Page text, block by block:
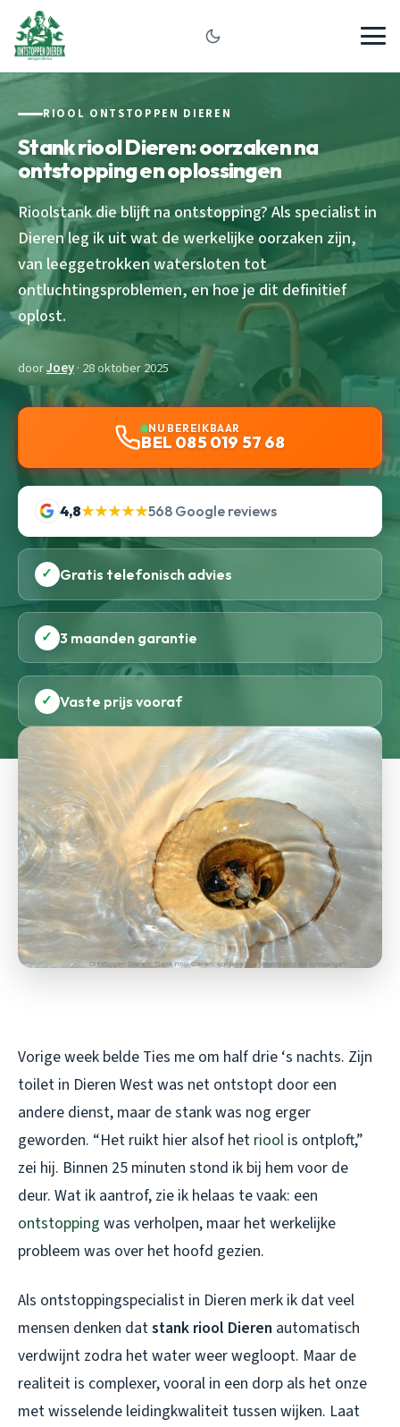
RIOOL ONTSTOPPEN DIEREN
Stank riool Dieren: oorzaken na
ontstopping en oplossingen
Rioolstank die blijft na ontstopping? Als specialist in
Dieren leg ik uit wat de werkelijke oorzaken zijn,
van leeggetrokken watersloten tot
ontluchtingsproblemen, en hoe je dit definitief
oplost.
doorJoey· 28 oktober 2025
NU BEREIKBAAR
BEL 085 019 57 68
4,8★★★★★568 Google reviews
✓ Gratis telefonisch advies
✓ 3 maanden garantie
✓ Vaste prijs vooraf
Vorige week belde Ties me om half drie ‘s nachts. Zijn
toilet in Dieren West was net ontstopt door een
andere dienst, maar de stank was nog erger
geworden. “Het ruikt hier alsof het riool is ontploft,”
zei hij. Binnen 25 minuten stond ik bij hem voor de
deur. Wat ik aantrof, zie ik helaas te vaak: een
ontstopping was verholpen, maar het werkelijke
probleem was over het hoofd gezien.
Als ontstoppingspecialist in Dieren merk ik dat veel
mensen denken datstank riool Dieren automatisch
verdwijnt zodra het water weer wegloopt. Maar de
realiteit is complexer, vooral in een dorp als het onze
met wisselende leidingkwaliteit tussen wijken. Laat